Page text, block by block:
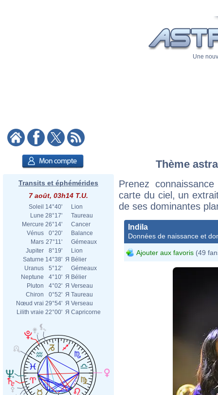
Une
Transits et éphémérides
7 août, 03h14 T.U.
Soleil 14°40'
Lion
Lune 28°17'
Taureau
Mercure 26°14'
Cancer
Vénus
0°20'
Balance
Mars 27°11'
Gémeaux
Jupiter
8°19'
Lion
Saturne 14°38' Я Bélier
Uranus
5°12'
Gémeaux
Neptune
4°10' Я Bélier
Pluton
4°02' Я Verseau
Chiron
0°52' Я Taureau
Nœud vrai 29°54' Я Verseau
Lilith vraie 22°00' Я Capricorne
Thème
Prenez
carte du ciel, un
de ses dominantes
Indila
Données de naissance et
Ajouter aux favoris (49